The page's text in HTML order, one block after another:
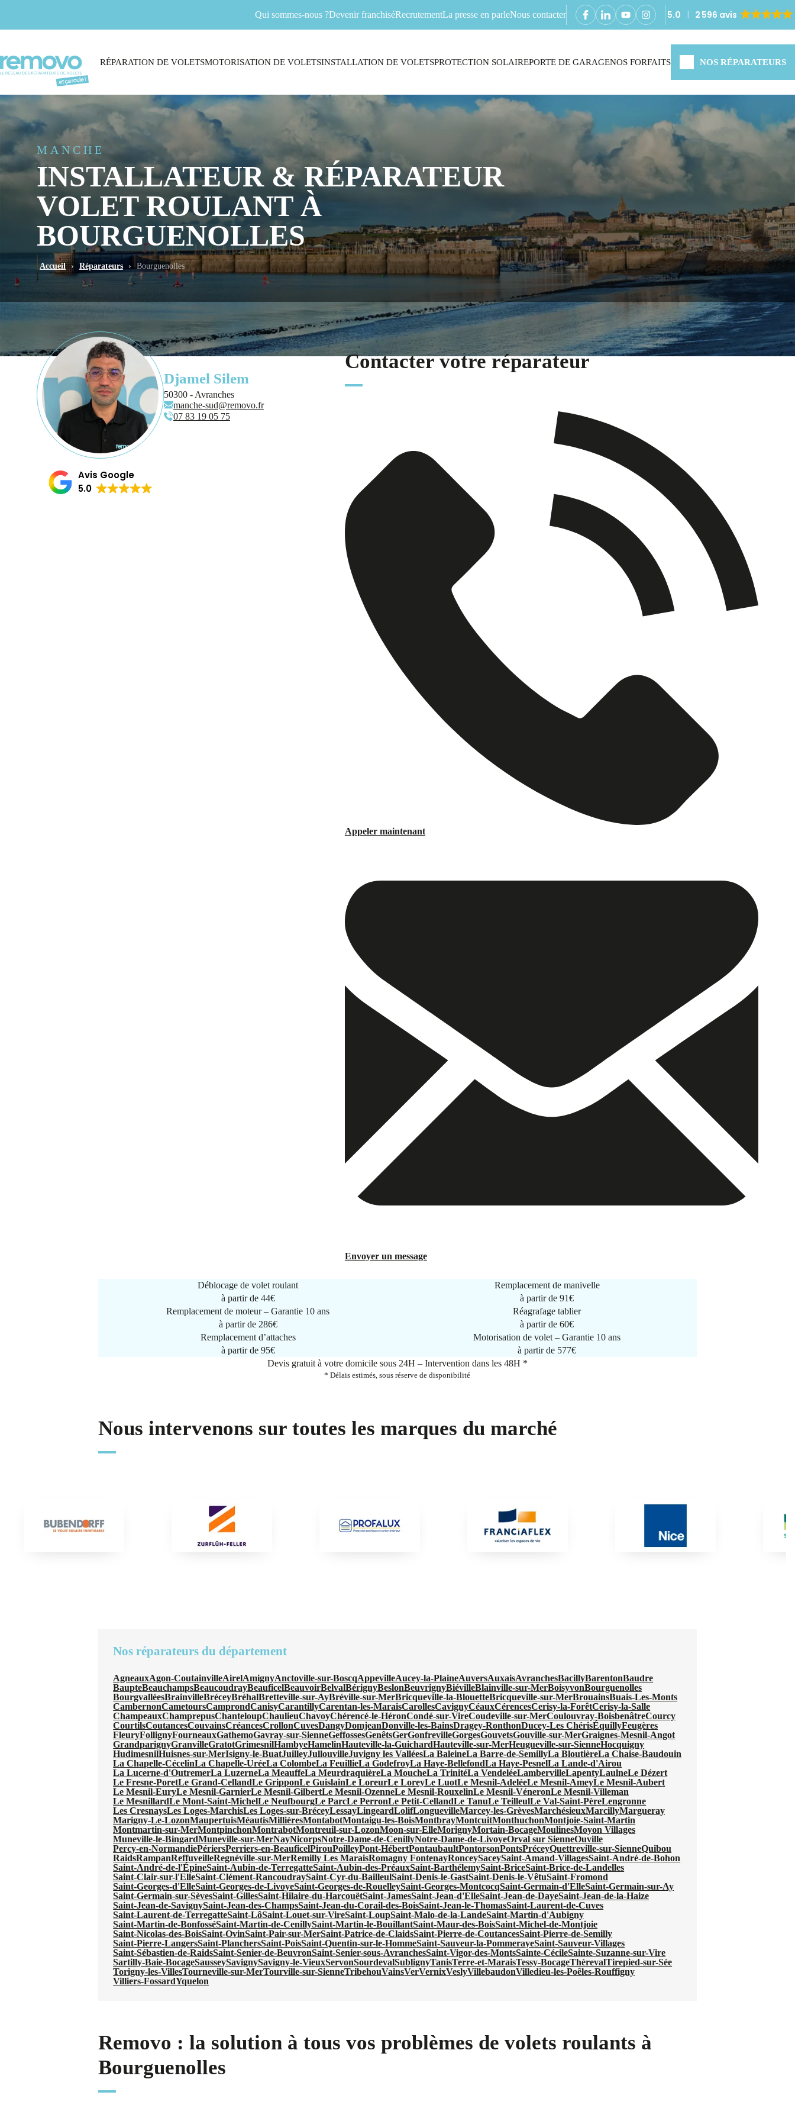
Qui sommes-nous ?Devenir franchiséRecrutementLa presse en parleNous contacter 5.0 2 596 avis
RÉPARATION DE VOLETSMOTORISATION DE VOLETSINSTALLATION DE VOLETSPROTECTION SOLAIREPORTE DE GARAGENOS FORFAITS NOS RÉPARATEURS
MANCHE
INSTALLATEUR & RÉPARATEUR
VOLET ROULANT À
BOURGUENOLLES
Accueil › Réparateurs › Bourguenolles
Djamel Silem
50300 - Avranches
manche-sud@removo.fr
07 83 19 05 75
Avis Google
5.0
Contacter votre réparateur
Appeler maintenant
Envoyer un message
Déblocage de volet roulant
à partir de 44€
Remplacement de manivelle
à partir de91€
Remplacement de moteur – Garantie 10 ans
à partir de 286€
Réagrafage tablier
à partir de60€
Remplacement d’attaches
à partir de 95€
Motorisation de volet – Garantie 10 ans
à partir de 577€
Devis gratuit à votre domicile sous 24H – Intervention dans les 48H *
* Délais estimés, sous réserve de disponibilité
Nous intervenons sur toutes les marques du marché
Nos réparateurs du département
AgneauxAgon-CoutainvilleAirelAmignyAnctoville-sur-BoscqAppevilleAucey-la-PlaineAuversAuxaisAvranchesBacillyBarentonBaudre
BaupteBeauchampsBeaucoudrayBeauficelBeauvoirBelvalBérignyBeslonBeuvrignyBiévilleBlainville-sur-MerBoisyvonBourguenolles
BourgvalléesBrainvilleBréceyBréhalBretteville-sur-AyBréville-sur-MerBricqueville-la-BlouetteBricqueville-sur-MerBrouainsBuais-Les-Monts
CambernonCametoursCamprondCanisyCarantillyCarentan-les-MaraisCarollesCavignyCéauxCérencesCerisy-la-ForêtCerisy-la-Salle
ChampeauxChamprepusChanteloupChaulieuChavoyChérencé-le-HéronCondé-sur-VireCoudeville-sur-MerCoulouvray-BoisbenâtreCourcy
CourtilsCoutancesCouvainsCréancesCrollonCuvesDangyDomjeanDonville-les-BainsDragey-RonthonDucey-Les ChérisÉquillyFeugères
FleuryFollignyFourneauxGathemoGavray-sur-SienneGeffossesGenêtsGerGonfrevilleGorgesGouvetsGouville-sur-MerGraignes-Mesnil-Angot
GrandparignyGranvilleGratotGrimesnilHambyeHamelinHauteville-la-GuichardHauteville-sur-MerHeugueville-sur-SienneHocquigny
HudimesnilHuisnes-sur-MerIsigny-le-BuatJuilleyJullouvilleJuvigny les ValléesLa BaleineLa Barre-de-SemillyLa BloutièreLa Chaise-Baudouin
La Chapelle-CécelinLa Chapelle-UréeLa ColombeLa FeuillieLa GodefroyLa Haye-BellefondLa Haye-PesnelLa Lande-d'Airou
La Lucerne-d'OutremerLa LuzerneLa MeauffeLa MeurdraquièreLa MoucheLa TrinitéLa VendeléeLambervilleLapentyLaulneLe Dézert
Le Fresne-PoretLe Grand-CellandLe GripponLe GuislainLe LoreurLe LoreyLe LuotLe Mesnil-AdeléeLe Mesnil-AmeyLe Mesnil-Aubert
Le Mesnil-EuryLe Mesnil-GarnierLe Mesnil-GilbertLe Mesnil-OzenneLe Mesnil-RouxelinLe Mesnil-VéneronLe Mesnil-Villeman
Le MesnillardLe Mont-Saint-MichelLe NeufbourgLe ParcLe PerronLe Petit-CellandLe TanuLe TeilleulLe Val-Saint-PèreLengronne
Les CresnaysLes Loges-MarchisLes Loges-sur-BréceyLessayLingeardLolifLonguevilleMarcey-les-GrèvesMarchésieuxMarcillyMargueray
Marigny-Le-LozonMaupertuisMéautisMillièresMontabotMontaigu-les-BoisMontbrayMontcuitMonthuchonMontjoie-Saint-Martin
Montmartin-sur-MerMontpinchonMontrabotMontreuil-sur-LozonMoon-sur-ElleMorignyMortain-BocageMoulinesMoyon Villages
Muneville-le-BingardMuneville-sur-MerNayNicorpsNotre-Dame-de-CenillyNotre-Dame-de-LivoyeOrval sur SienneOuville
Percy-en-NormandiePériersPerriers-en-BeauficelPirouPoilleyPont-HébertPontaubaultPontorsonPontsPréceyQuettreville-sur-SienneQuibou
RaidsRampanReffuveilleRegnéville-sur-MerRemilly Les MaraisRomagny FontenayRonceySaceySaint-Amand-VillagesSaint-André-de-Bohon
Saint-André-de-l'ÉpineSaint-Aubin-de-TerregatteSaint-Aubin-des-PréauxSaint-BarthélemySaint-BriceSaint-Brice-de-Landelles
Saint-Clair-sur-l'ElleSaint-Clément-RancoudraySaint-Cyr-du-BailleulSaint-Denis-le-GastSaint-Denis-le-VêtuSaint-Fromond
Saint-Georges-d'ElleSaint-Georges-de-LivoyeSaint-Georges-de-RouelleySaint-Georges-MontcocqSaint-Germain-d'ElleSaint-Germain-sur-Ay
Saint-Germain-sur-SèvesSaint-GillesSaint-Hilaire-du-HarcouëtSaint-JamesSaint-Jean-d'ElleSaint-Jean-de-DayeSaint-Jean-de-la-Haize
Saint-Jean-de-SavignySaint-Jean-des-ChampsSaint-Jean-du-Corail-des-BoisSaint-Jean-le-ThomasSaint-Laurent-de-Cuves
Saint-Laurent-de-TerregatteSaint-LôSaint-Louet-sur-VireSaint-LoupSaint-Malo-de-la-LandeSaint-Martin-d'Aubigny
Saint-Martin-de-BonfosséSaint-Martin-de-CenillySaint-Martin-le-BouillantSaint-Maur-des-BoisSaint-Michel-de-Montjoie
Saint-Nicolas-des-BoisSaint-OvinSaint-Pair-sur-MerSaint-Patrice-de-ClaidsSaint-Pierre-de-CoutancesSaint-Pierre-de-Semilly
Saint-Pierre-LangersSaint-PlanchersSaint-PoisSaint-Quentin-sur-le-HommeSaint-Sauveur-la-PommerayeSaint-Sauveur-Villages
Saint-Sébastien-de-RaidsSaint-Senier-de-BeuvronSaint-Senier-sous-AvranchesSaint-Vigor-des-MontsSainte-CécileSainte-Suzanne-sur-Vire
Sartilly-Baie-BocageSausseySavignySavigny-le-VieuxServonSourdevalSublignyTanisTerre-et-MaraisTessy-BocageThèrevalTirepied-sur-Sée
Torigny-les-VillesTourneville-sur-MerTourville-sur-SienneTribehouVainsVerVernixVeslyVillebaudonVilledieu-les-Poêles-Rouffigny
Villiers-FossardYquelon
Removo : la solution à tous vos problèmes de volets roulants à
Bourguenolles